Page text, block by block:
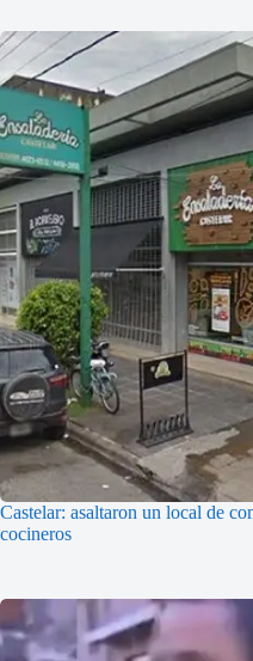
Castelar: asaltaron un local de
cocineros